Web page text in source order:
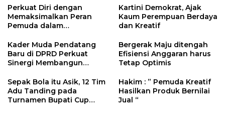
Perkuat Diri dengan
Memaksimalkan Peran
Pemuda dalam
Kartini Demokrat, Ajak
Kaum Perempuan Berdaya
dan Kreatif
Kader Muda Pendatang
Baru di DPRD Perkuat
Sinergi Membangun
Bergerak Maju ditengah
Efisiensi Anggaran harus
Tetap Optimis
Sepak Bola itu Asik, 12 Tim
Adu Tanding pada
Turnamen Bupati Cup
Hakim : ” Pemuda Kreatif
Hasilkan Produk Bernilai
Jual “